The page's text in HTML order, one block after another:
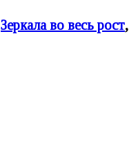
Зеркала во весь рост,